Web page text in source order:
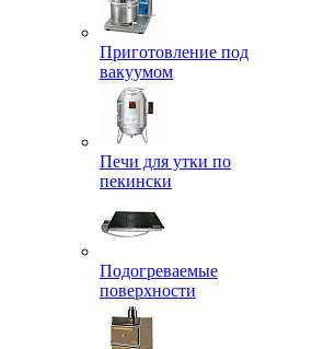
Приготовление под
вакуумом
Печи для утки по
пекински
Подогреваемые
поверхности